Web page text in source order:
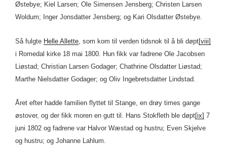
Østebye; Kiel Larsen; Ole Simensen Jensberg; Christen Larsen
Woldum; Inger Jonsdatter Jensberg; og Kari Olsdatter Østebye.
Så fulgte Helle Allette , som kom til verden tidsnok til å bli døpt[viii]
i Romedal kirke 18 mai 1800. Hun fikk var fadrene Ole Jacobsen
Liøstad; Christian Larsen Godager; Chathrine Olsdatter Liøstad;
Marthe Nielsdatter Godager; og Oliv Ingebretsdatter Lindstad.
Året efter hadde familien flyttet til Stange, en drøy times gange
østover, og der fikk moren en gutt til. Hans Stokfleth ble døpt[ix] 7
juni 1802 og fadrene var Halvor Wæstad og hustru; Even Skjelve
og hustru; og Johanne Lahlum.